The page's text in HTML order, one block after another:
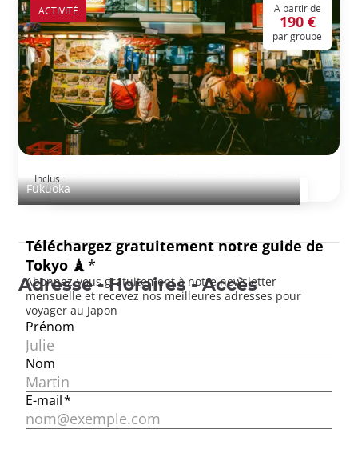
Fukuoka
A partir de
190 €
par groupe
Inclus :
ACTIVITÉ
Adresse - Horaires - Accès